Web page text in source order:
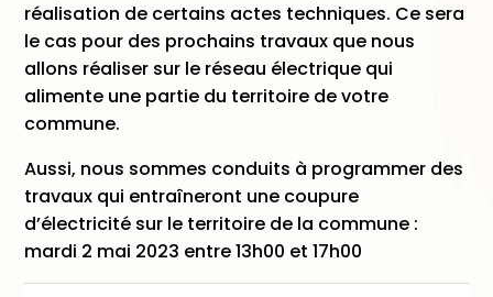
réalisation de certains actes techniques. Ce sera
le cas pour des prochains travaux que nous
allons réaliser sur le réseau électrique qui
alimente une partie du territoire de votre
commune.
Aussi, nous sommes conduits à programmer des
travaux qui entraîneront une coupure
d’électricité sur le territoire de la commune :
mardi 2 mai 2023 entre 13h00 et 17h00